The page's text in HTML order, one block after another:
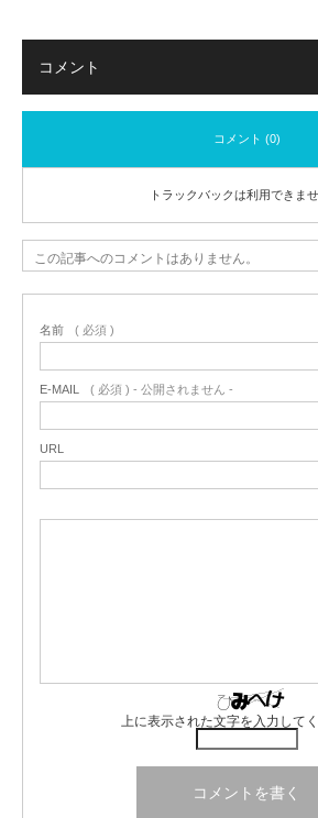
コメント
コメント (0)
トラックバックは利用できませ
この記事へのコメントはありません。
名前 ( 必須 )
E-MAIL ( 必須 ) - 公開されません -
URL
上に表示された文字を入力してく